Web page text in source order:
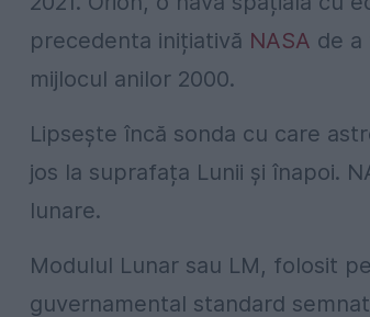
precedenta inițiativă NASA de a
mijlocul anilor 2000.
Lipsește încă sonda cu care
jos la suprafața Lunii și înapoi.
lunare.
Modulul Lunar sau LM, folosit
guvernamental standard